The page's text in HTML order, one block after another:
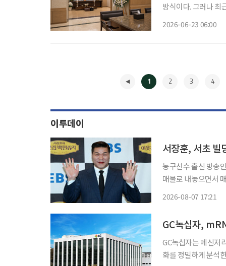
방식이다. 그러나 최
2026-06-23 06:00
1 2 3 4
이투데이
서장훈, 서초
농구선수 출신 방송
매물로 내놓으면서 매
2026-08-07 17:21
GC녹십자,
GC녹십자는 메신저
화를 정밀하게 분석